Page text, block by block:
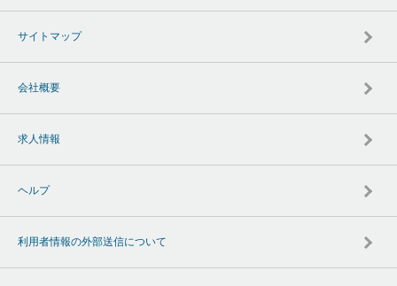
サイトマップ
会社概要
求人情報
ヘルプ
利用者情報の外部送信について